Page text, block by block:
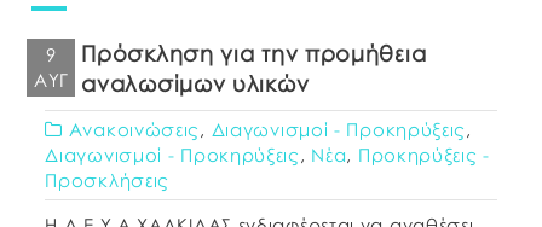
9
ΑΥΓ
Πρόσκληση για την προμήθεια
αναλωσίμων υλικών
Ανακοινώσεις , Διαγωνισμοί - Προκηρύξεις ,
Διαγωνισμοί - Προκηρύξεις , Νέα, Προκηρύξεις -
Προσκλήσεις